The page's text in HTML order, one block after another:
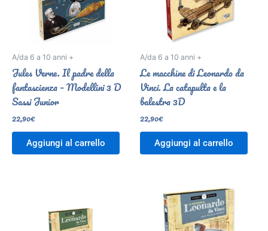
A/da 6 a 10 anni +
Jules Verne. Il padre della
fantascienza – Modellini 3 D
Sassi Junior
22,90€
Aggiungi al carrello
A/da 6 a 10 anni +
Le macchine di Leonardo da
Vinci. La catapulta e la
balestra 3D
22,90€
Aggiungi al carrello